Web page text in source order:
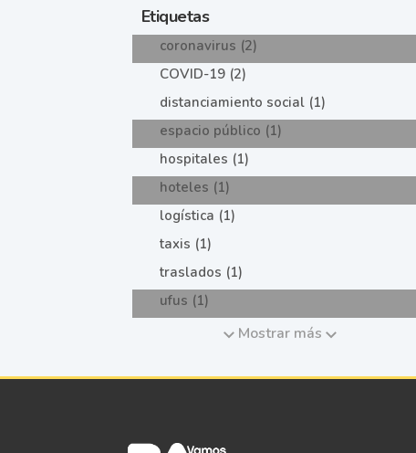
Etiquetas
coronavirus (2)
COVID-19 (2)
distanciamiento social (1)
espacio público (1)
hospitales (1)
hoteles (1)
logística (1)
taxis (1)
traslados (1)
ufus (1)
Mostrar más